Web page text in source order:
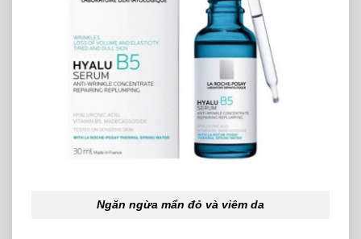
Ngăn ngừa mẩn đỏ và viêm da